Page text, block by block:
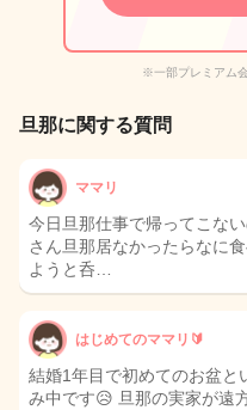
※一部プレミアム
旦那に関する質問
ママリ
今日旦那仕事で帰ってこな
さん旦那居なかったらなに
ようと呑…
はじめてのママリ🔰
結婚1年目で初めてのお盆と
み中です😥 旦那の実家が遠